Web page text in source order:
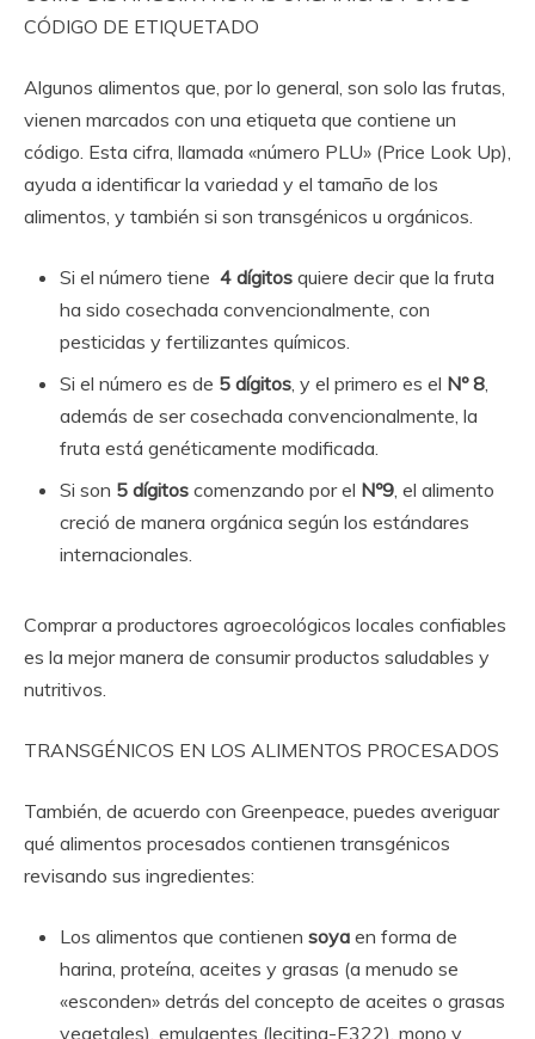
CÓDIGO DE ETIQUETADO
Algunos alimentos que, por lo general, son solo las frutas,
vienen marcados con una etiqueta que contiene un
código. Esta cifra, llamada «número PLU» (Price Look Up),
ayuda a identificar la variedad y el tamaño de los
alimentos, y también si son transgénicos u orgánicos.
Si el número tiene 4 dígitos quiere decir que la fruta
ha sido cosechada convencionalmente, con
pesticidas y fertilizantes químicos.
Si el número es de 5 dígitos, y el primero es el Nº 8,
además de ser cosechada convencionalmente, la
fruta está genéticamente modificada.
Si son 5 dígitos comenzando por el Nº9, el alimento
creció de manera orgánica según los estándares
internacionales.
Comprar a productores agroecológicos locales confiables
es la mejor manera de consumir productos saludables y
nutritivos.
TRANSGÉNICOS EN LOS ALIMENTOS PROCESADOS
También, de acuerdo con Greenpeace, puedes averiguar
qué alimentos procesados contienen transgénicos
revisando sus ingredientes:
Los alimentos que contienen soya en forma de
harina, proteína, aceites y grasas (a menudo se
«esconden» detrás del concepto de aceites o grasas
vegetales), emulgentes (lecitina-E322), mono y